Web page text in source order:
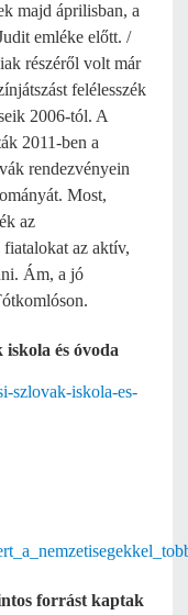
majd áprilisban, a
emléke előtt. /
részéről volt már
felélesszék
2006-tól. A
2011-ben a
rendezvényein
Most,
az
az aktív,
Ám, a jó
és óvoda
szlovak-iskola-es-
forrást kaptak